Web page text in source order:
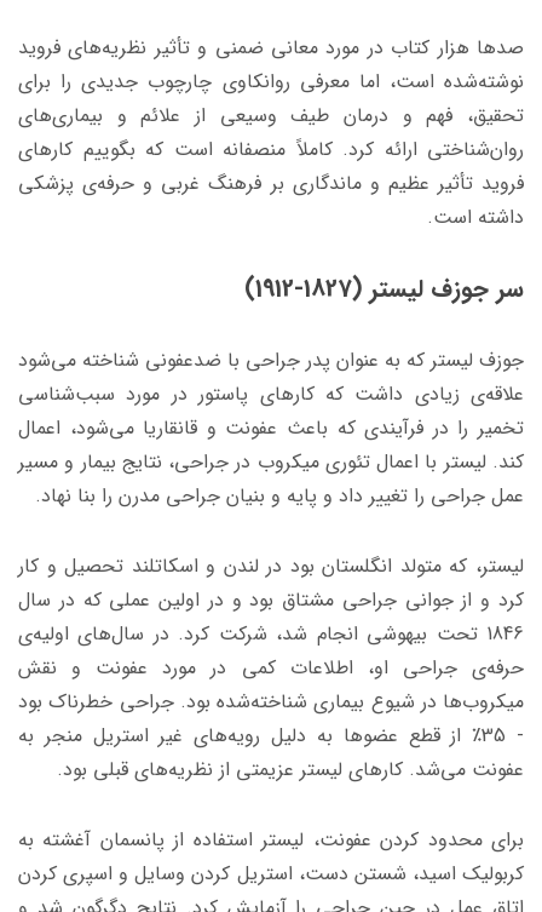
صدها هزار کتاب در مورد معانی ضمنی و تأثیر نظریه‌های فروید
نوشته‌شده است، اما معرفی روانکاوی چارچوب جدیدی را برای
تحقیق، فهم و درمان طیف وسیعی از علائم و بیماری‌های
روان‌شناختی ارائه کرد. کاملاً منصفانه است که بگوییم کارهای
فروید تأثیر عظیم و ماندگاری بر فرهنگ غربی و حرفه‌ی پزشکی
داشته است.
سر جوزف لیستر (1827-1912)
جوزف لیستر که به عنوان پدر جراحی با ضدعفونی شناخته می‌شود
علاقه‌ی زیادی داشت که کارهای پاستور در مورد سبب‌شناسی
تخمیر را در فرآیندی که باعث عفونت و قانقاریا می‌شود، اعمال
کند. لیستر با اعمال تئوری میکروب در جراحی، نتایج بیمار و مسیر
عمل جراحی را تغییر داد و پایه و بنیان جراحی مدرن را بنا نهاد.
لیستر، که متولد انگلستان بود در لندن و اسکاتلند تحصیل و کار
کرد و از جوانی جراحی مشتاق بود و در اولین عملی که در سال
1846 تحت بیهوشی انجام شد، شرکت کرد. در سال‌های اولیه‌ی
حرفه‌ی جراحی او، اطلاعات کمی در مورد عفونت و نقش
میکروب‌ها در شیوع بیماری شناخته‌شده بود. جراحی خطرناک بود
- 35٪ از قطع عضوها به دلیل رویه‌های غیر استریل منجر به
عفونت می‌شد. کارهای لیستر عزیمتی از نظریه‌های قبلی بود.
برای محدود کردن عفونت، لیستر استفاده از پانسمان آغشته به
کربولیک اسید، شستن دست، استریل کردن وسایل و اسپری کردن